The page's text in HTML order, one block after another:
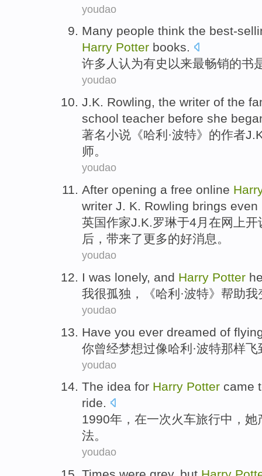
youdao
Many people think the best-
Harry Potter books.
许多人认为有史以来最畅销的书
youdao
J.K. Rowling, the writer of the
school teacher before she
著名小说《哈利·波特》的作者
师。
youdao
After opening a free online
writer J. K. Rowling brings
英国作家J.K.罗琳于4月在网上
后，带来了更多的好消息。
youdao
I was lonely, and Harry Potter
我很孤独 ，《哈利 ·波特》 帮助我
youdao
Have you ever dreamed of
你曾经梦想过像哈利·波特那样飞
youdao
The idea for Harry Potter came
ride.
1990年， 在一次火车旅行中 ， 她
法。
youdao